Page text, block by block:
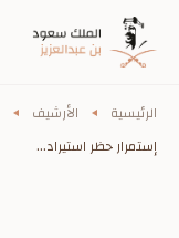
الرئيسية الأرشيف
إستمرار حظر استيراد...